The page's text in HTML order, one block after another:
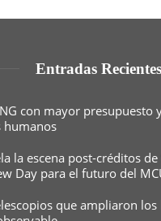
Entradas Recientes
con mayor presupuesto
humanos
la escena post-créditos
Day para el futuro del
que ampliaron